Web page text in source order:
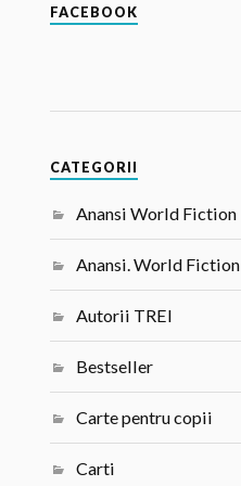
FACEBOOK
CATEGORII
Anansi World Fiction
Anansi. World Fiction
Autorii TREI
Bestseller
Carte pentru copii
Carti